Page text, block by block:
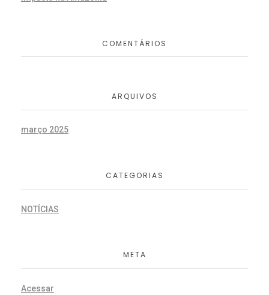
COMENTÁRIOS
ARQUIVOS
março 2025
CATEGORIAS
NOTÍCIAS
META
Acessar